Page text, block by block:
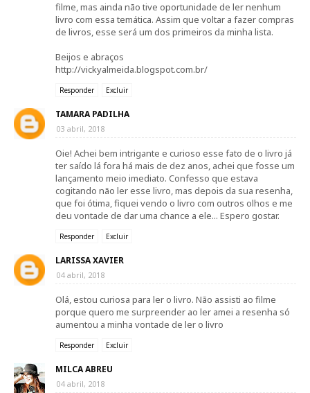
filme, mas ainda não tive oportunidade de ler nenhum
livro com essa temática. Assim que voltar a fazer compras
de livros, esse será um dos primeiros da minha lista.
Beijos e abraços
http://vickyalmeida.blogspot.com.br/
Responder Excluir
TAMARA PADILHA
03 abril, 2018
Oie! Achei bem intrigante e curioso esse fato de o livro já
ter saído lá fora há mais de dez anos, achei que fosse um
lançamento meio imediato. Confesso que estava
cogitando não ler esse livro, mas depois da sua resenha,
que foi ótima, fiquei vendo o livro com outros olhos e me
deu vontade de dar uma chance a ele... Espero gostar.
Responder Excluir
LARISSA XAVIER
04 abril, 2018
Olá, estou curiosa para ler o livro. Não assisti ao filme
porque quero me surpreender ao ler amei a resenha só
aumentou a minha vontade de ler o livro
Responder Excluir
MILCA ABREU
04 abril, 2018